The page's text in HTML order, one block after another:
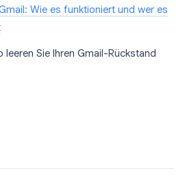
Wie es funktioniert und wer es
leeren Sie Ihren Gmail-Rückstand